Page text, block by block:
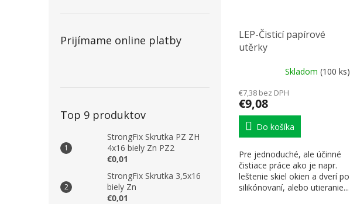
Prijímame online platby
Top 9 produktov
StrongFix Skrutka PZ ZH
4x16 biely Zn PZ2
€0,01
StrongFix Skrutka 3,5x16
biely Zn
€0,01
LEP-Čisticí papírové
utěrky
Skladom (100 ks)
€7,38 bez DPH
€9,08
Do košíka
Pre jednoduché, ale účinné
čistiace práce ako je napr.
leštenie skiel okien a dverí po
silikónovaní, alebo utieranie...